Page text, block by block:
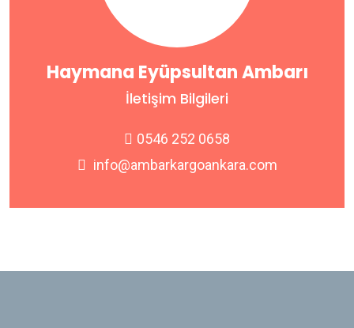
Haymana Eyüpsultan Ambarı
İletişim Bilgileri
0546 252 0658
info@ambarkargoankara.com